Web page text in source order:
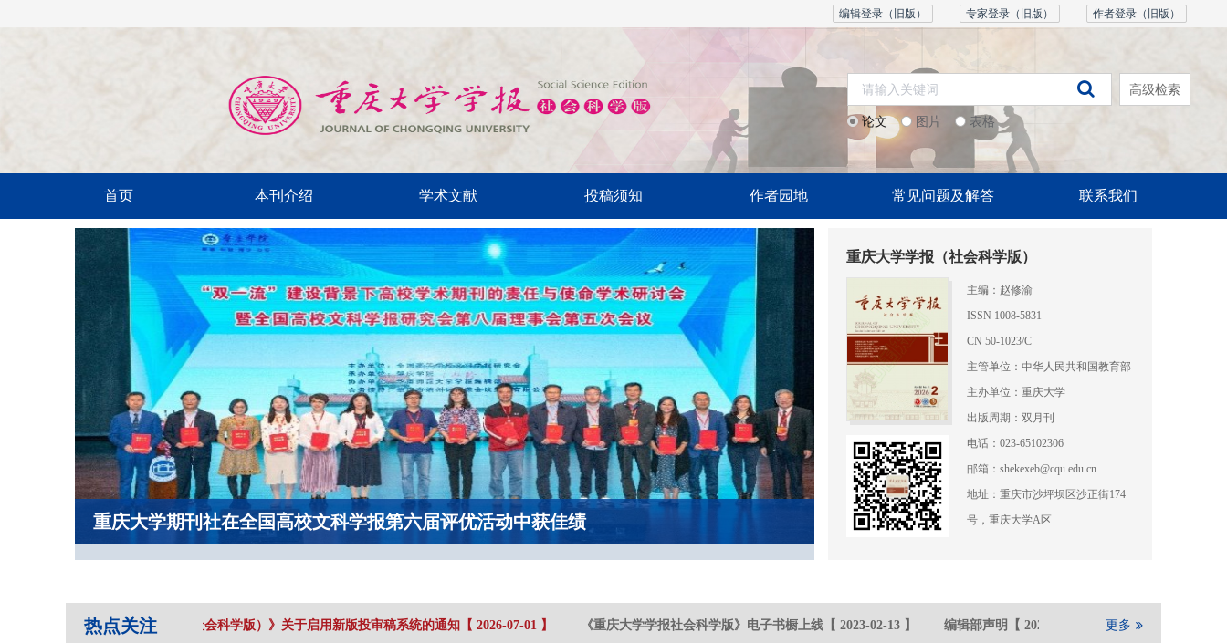
作者登录（旧版）
专家登录（旧版）
编辑登录（旧版）
论文 图片 表格
高级检索
首页 本刊介绍 学术文献 投稿须知 作者园地 常见问题及解答 联系我们
重庆大学期刊社在全国高校文科学报第六届评优活动中获佳绩
重庆大学学报（社会科学版）
主编：赵修渝
ISSN 1008-5831
CN 50-1023/C
主管单位：中华人民共和国教育部
主办单位：重庆大学
出版周期：双月刊
电话：023-65102306
邮箱：shekexeb@cqu.edu.cn
地址：重庆市沙坪坝区沙正街174
号，重庆大学A区
热点关注
《重庆大学学报（社会科学版）》关于启用新版投审稿系统的通知【 2026-07-01】 《重庆大学学报社会科学版》电子书橱上线【 2023-02-13】 编辑部声明【 2021-05 重庆大学期刊社在
更多